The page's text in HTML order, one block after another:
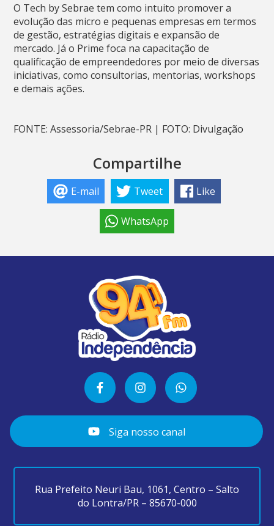
O Tech by Sebrae tem como intuito promover a
evolução das micro e pequenas empresas em termos
de gestão, estratégias digitais e expansão de
mercado. Já o Prime foca na capacitação de
qualificação de empreendedores por meio de diversas
iniciativas, como consultorias, mentorias, workshops
e demais ações.
FONTE: Assessoria/Sebrae-PR | FOTO: Divulgação
Compartilhe
E-mail Tweet Like
WhatsApp
Siga nosso canal
Rua Prefeito Neuri Bau, 1061, Centro – Salto
do Lontra/PR – 85670-000